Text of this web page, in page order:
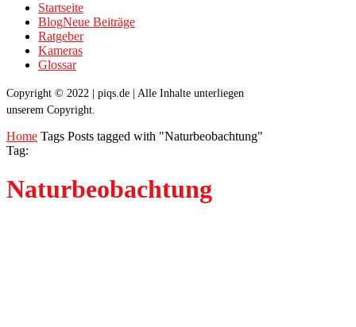
Startseite
BlogNeue Beiträge
Ratgeber
Kameras
Glossar
Copyright © 2022 | piqs.de | Alle Inhalte unterliegen
unserem Copyright.
Home Tags Posts tagged with "Naturbeobachtung"
Tag:
Naturbeobachtung